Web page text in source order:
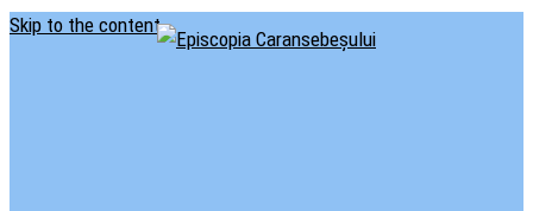
Skip to the content